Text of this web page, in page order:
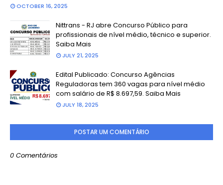
OCTOBER 16, 2025
Nittrans - RJ abre Concurso Público para
profissionais de nível médio, técnico e superior.
Saiba Mais
JULY 21, 2025
Edital Publicado: Concurso Agências
Reguladoras tem 360 vagas para nível médio
com salário de R$ 8.697,59. Saiba Mais
JULY 18, 2025
POSTAR UM COMENTÁRIO
0 Comentários